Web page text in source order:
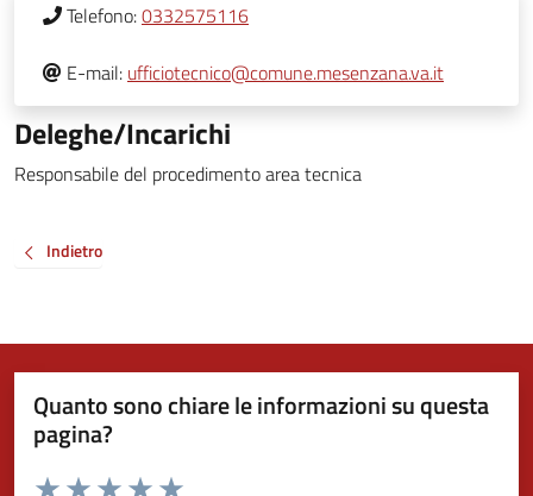
Telefono:0332575116
E-mail: ufficiotecnico@comune.mesenzana.va.it
Deleghe/Incarichi
Responsabile del procedimento area tecnica
Indietro
Quanto sono chiare le informazioni su questa
pagina?
Valuta da 1 a 5 stelle la pagina